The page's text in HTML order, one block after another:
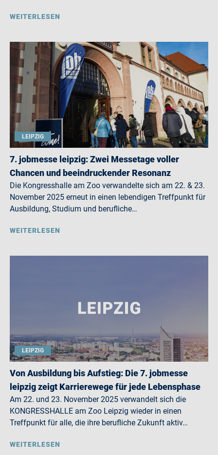
WEITERLESEN
LEIPZIG
7. jobmesse leipzig: Zwei Messetage voller
Chancen und beeindruckender Resonanz
Die Kongresshalle am Zoo verwandelte sich am 22. & 23.
November 2025 erneut in einen lebendigen Treffpunkt für
Ausbildung, Studium und berufliche…
WEITERLESEN
LEIPZIG
Von Ausbildung bis Aufstieg: Die 7. jobmesse
leipzig zeigt Karrierewege für jede Lebensphase
Am 22. und 23. November 2025 verwandelt sich die
KONGRESSHALLE am Zoo Leipzig wieder in einen
Treffpunkt für alle, die ihre berufliche Zukunft aktiv…
WEITERLESEN